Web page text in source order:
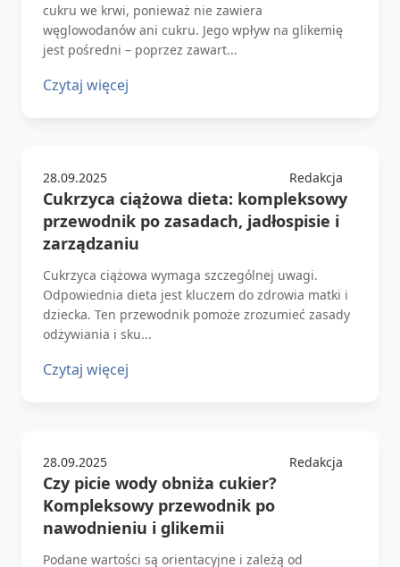
cukru we krwi, ponieważ nie zawiera
węglowodanów ani cukru. Jego wpływ na glikemię
jest pośredni – poprzez zawart...
Czytaj więcej
28.09.2025 Redakcja
Cukrzyca ciążowa dieta: kompleksowy
przewodnik po zasadach, jadłospisie i
zarządzaniu
Cukrzyca ciążowa wymaga szczególnej uwagi.
Odpowiednia dieta jest kluczem do zdrowia matki i
dziecka. Ten przewodnik pomoże zrozumieć zasady
odżywiania i sku...
Czytaj więcej
28.09.2025 Redakcja
Czy picie wody obniża cukier?
Kompleksowy przewodnik po
nawodnieniu i glikemii
Podane wartości są orientacyjne i zależą od